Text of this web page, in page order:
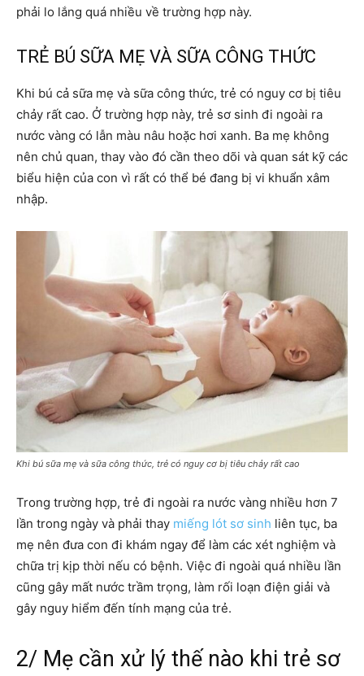
phải lo lắng quá nhiều về trường hợp này.
TRẺ BÚ SỮA MẸ VÀ SỮA CÔNG THỨC
Khi bú cả sữa mẹ và sữa công thức, trẻ có nguy cơ bị tiêu
chảy rất cao. Ở trường hợp này, trẻ sơ sinh đi ngoài ra
nước vàng có lẫn màu nâu hoặc hơi xanh. Ba mẹ không
nên chủ quan, thay vào đó cần theo dõi và quan sát kỹ các
biểu hiện của con vì rất có thể bé đang bị vi khuẩn xâm
nhập.
Khi bú sữa mẹ và sữa công thức, trẻ có nguy cơ bị tiêu chảy rất cao
Trong trường hợp, trẻ đi ngoài ra nước vàng nhiều hơn 7
lần trong ngày và phải thay miếng lót sơ sinh liên tục, ba
mẹ nên đưa con đi khám ngay để làm các xét nghiệm và
chữa trị kịp thời nếu có bệnh. Việc đi ngoài quá nhiều lần
cũng gây mất nước trầm trọng, làm rối loạn điện giải và
gây nguy hiểm đến tính mạng của trẻ.
2/ Mẹ cần xử lý thế nào khi trẻ sơ